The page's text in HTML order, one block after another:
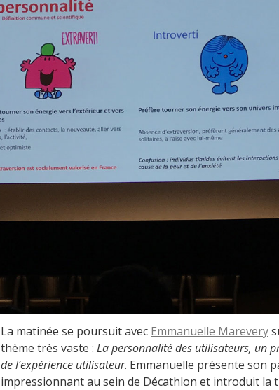
La matinée se poursuit avec Emmanuelle Marevery
thème très vaste : La personnalité des utilisateurs, un
de l’expérience utilisateur. Emmanuelle présente son
impressionnant au sein de Décathlon et introduit la